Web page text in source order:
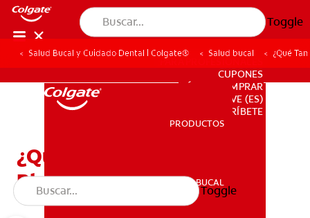
Toggle
PRODUCTOS
SALUD BUCAL
PARA PROFESIONALES
CUPONES
DÓNDE COMPRAR
VE (ES)
SUSCRÍBETE
PRODUCTOS
SALUD BUCAL
Toggle
Salud Bucal y Cuidado Dental | Colgate® Salud bucal ¿Qué
¿Qué Tan Seguro Es El
Blanqueamiento Dental?